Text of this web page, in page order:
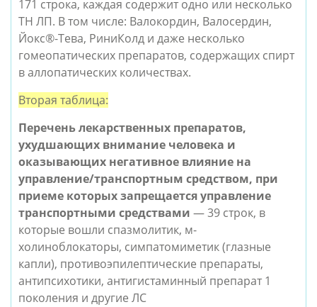
171 строка, каждая содержит одно или несколько
ТН ЛП. В том числе: Валокордин, Валосердин,
Йокс®-Тева, РиниКолд и даже несколько
гомеопатических препаратов, содержащих спирт
в аллопатических количествах.
Вторая таблица:
Перечень лекарственных препаратов,
ухудшающих внимание человека и
оказывающих негативное влияние на
управление/транспортным средством, при
приеме которыхзапрещаетсяуправление
транспортными средствами — 39 строк, в
которые вошли спазмолитик, м-
холиноблокаторы, симпатомиметик (глазные
капли), противоэпилептические препараты,
антипсихотики, антигистаминный препарат 1
поколения и другие ЛС